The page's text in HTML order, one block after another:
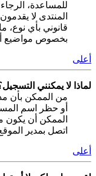
المنتدى لا
قانوني بأي
بخصوص مواضيع أو
أعلى
لماذا لا يمكنني
من الممكن بأن
أو حظر اسم
الممكن أن يكون
اتصل بمدير
أعلى